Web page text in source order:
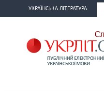
УКРАЇНСЬКА ЛІТЕРАТУРА